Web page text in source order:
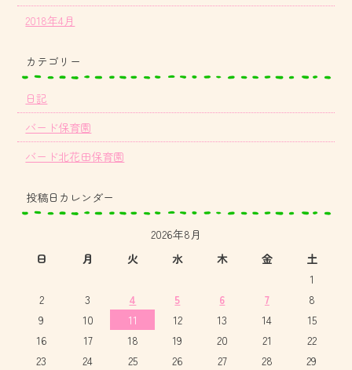
2018年4月
カテゴリー
日記
バード保育園
バード北花田保育園
投稿日カレンダー
2026年8月
日
月 火 水 木 金
土
1
2
3 4 5 6 7
8
9
10 11 12 13 14
15
16
17 18 19 20 21
22
23
24 25 26 27 28 29